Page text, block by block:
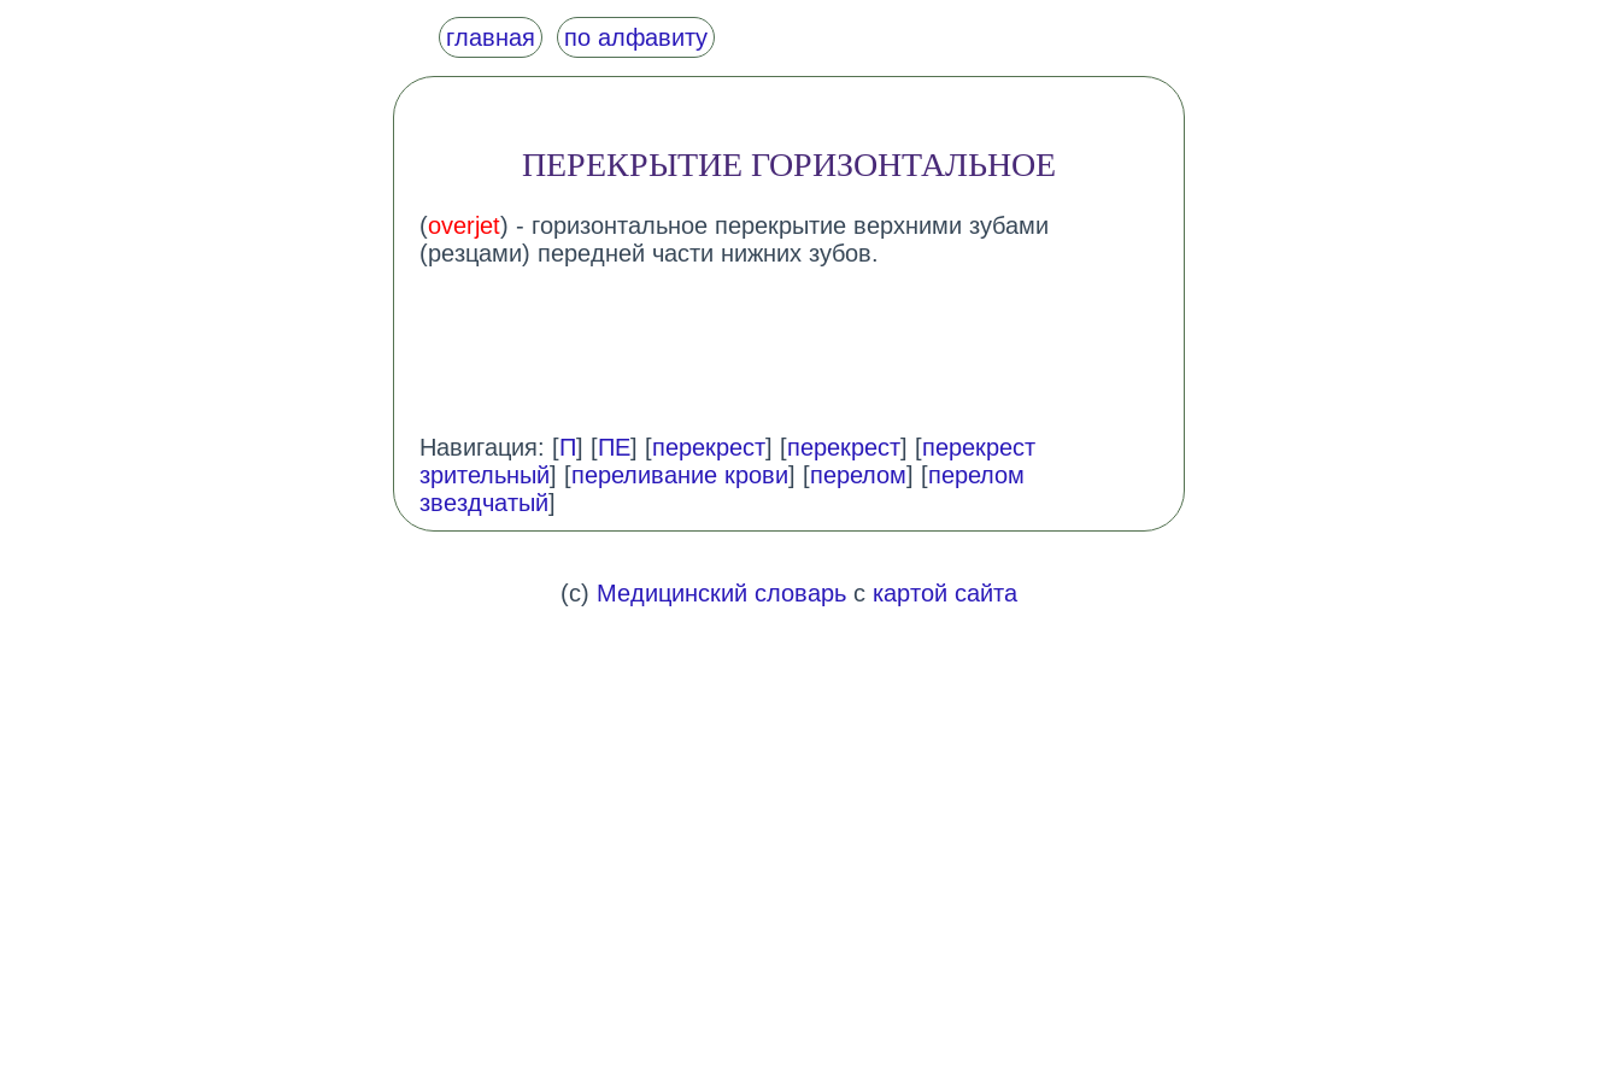
главная по алфавиту
ПЕРЕКРЫТИЕ ГОРИЗОНТАЛЬНОЕ
(overjet) - горизонтальное перекрытие верхними зубами
(резцами) передней части нижних зубов.
Навигация: [П] [ПЕ] [перекрест] [перекрест] [перекрест
зрительный] [переливание крови] [перелом] [перелом
звездчатый]
(c) Медицинский словарьс картой сайта